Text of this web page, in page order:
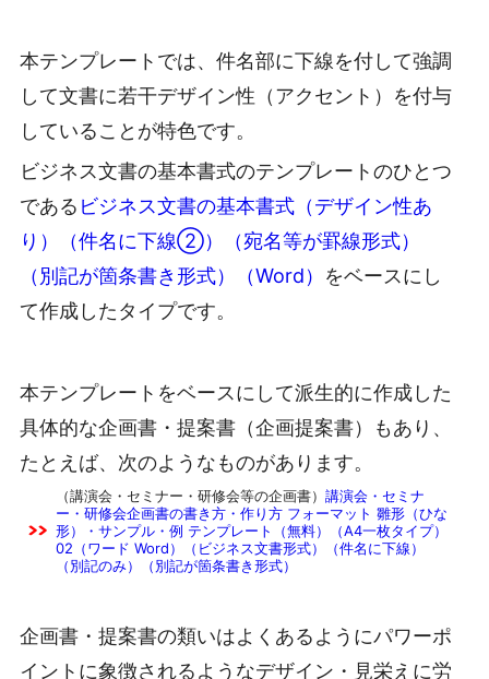
本テンプレートでは、件名部に下線を付して強調
して文書に若干デザイン性（アクセント）を付与
していることが特色です。
ビジネス文書の基本書式のテンプレートのひとつ
である ビジネス文書の基本書式（デザイン性あ
り）（件名に下線②）（宛名等が罫線形式）
（別記が箇条書き形式）（Word） をベースにし
て作成したタイプです。
本テンプレートをベースにして派生的に作成した
具体的な企画書・提案書（企画提案書）もあり、
たとえば、次のようなものがあります。
（講演会・セミナー・研修会等の企画書） 講演会・セミナ
ー・研修会企画書の書き方・作り方 フォーマット 雛形（ひな
形）・サンプル・例 テンプレート（無料）（A4一枚タイプ）
02（ワード Word）（ビジネス文書形式）（件名に下線）
（別記のみ）（別記が箇条書き形式）
企画書・提案書の類いはよくあるようにパワーポ
イントに象徴されるようなデザイン・見栄えに労